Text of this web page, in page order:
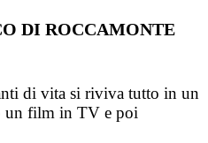
DI ROCCAMONTE
di vita si riviva tutto in un
un film in TV e poi